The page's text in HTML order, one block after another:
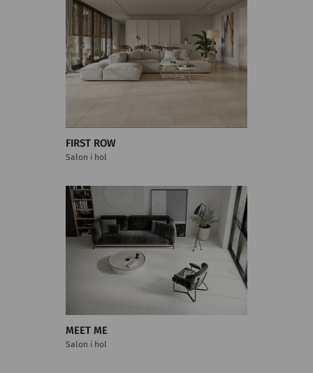
FIRST ROW
Salon i hol
MEET ME
Salon i hol